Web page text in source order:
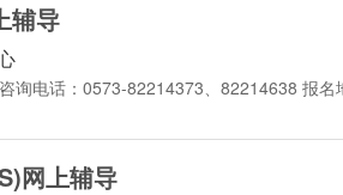
辅导
询电话：0573-82214373、82214638 报
网上辅导